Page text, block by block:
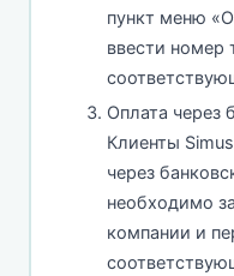
пункт меню
ввести номер
Оплата через
Клиенты
через
необходимо
компании и